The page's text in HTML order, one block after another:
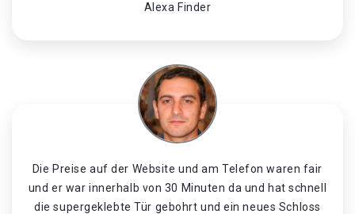
Alexa Finder
Die Preise auf der Website und am Telefon waren fair
und er war innerhalb von 30 Minuten da und hat schnell
die supergeklebte Tür gebohrt und ein neues Schloss